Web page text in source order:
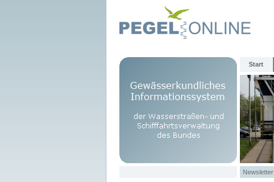
Start
Newsletter